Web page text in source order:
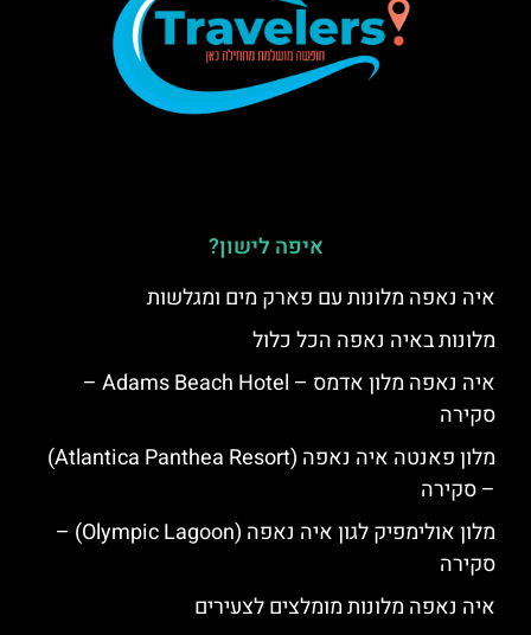
איפה לישון?
איה נאפה מלונות עם פארק מים ומגלשות
מלונות באיה נאפה הכל כלול
איה נאפה מלון אדמס – Adams Beach Hotel –
סקירה
מלון פאנטה איה נאפה (Atlantica Panthea Resort)
– סקירה
מלון אולימפיק לגון איה נאפה (Olympic Lagoon) –
סקירה
איה נאפה מלונות מומלצים לצעירים